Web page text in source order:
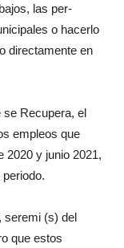
las per-
o hacerlo
directamente en
se Recupera, el
empleos que
2020 y junio 2021,
seremi (s) del
que estos